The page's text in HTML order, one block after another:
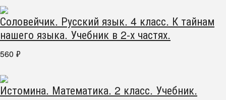
Соловейчик. Русский язык. 4 класс. К тайнам
нашего языка. Учебник в 2-х частях.
560 ₽
Истомина. Математика. 2 класс. Учебник.